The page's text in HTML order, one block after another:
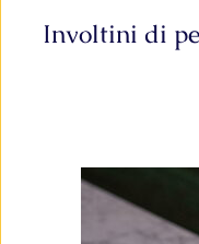
Involtini di